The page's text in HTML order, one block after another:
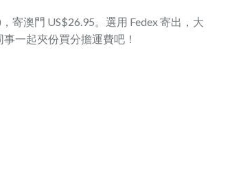
寄澳門 US$26.95。選用 Fedex 寄出，大
一起夾份買分擔運費吧！